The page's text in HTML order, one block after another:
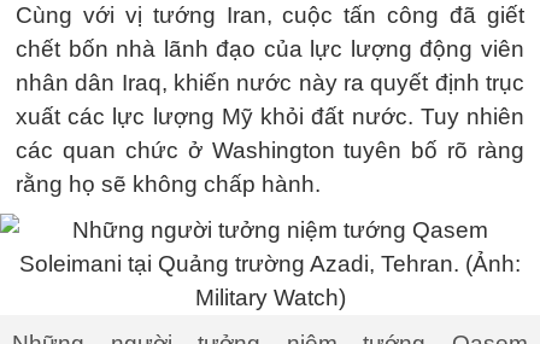
Cùng với vị tướng Iran, cuộc tấn công đã giết
chết bốn nhà lãnh đạo của lực lượng động viên
nhân dân Iraq, khiến nước này ra quyết định trục
xuất các lực lượng Mỹ khỏi đất nước. Tuy nhiên
các quan chức ở Washington tuyên bố rõ ràng
rằng họ sẽ không chấp hành.